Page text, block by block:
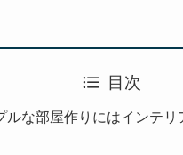
目次
ルな部屋作りにはインテリ